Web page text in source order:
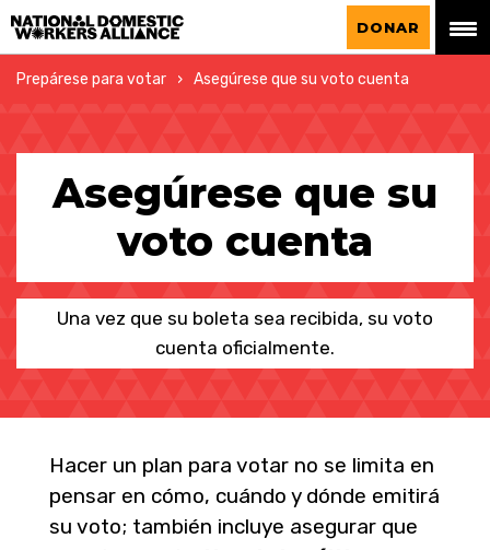
La Alianza Nacional de Trabajadoras del
Hogar
DONAR
Asegúrese que su
voto cuenta
Una vez que su boleta sea recibida, su voto
cuenta oficialmente.
Prepárese para votar Asegúrese que su voto cuenta
Hacer un plan para votar no se limita en
pensar en cómo, cuándo y dónde emitirá
su voto; también incluye asegurar que